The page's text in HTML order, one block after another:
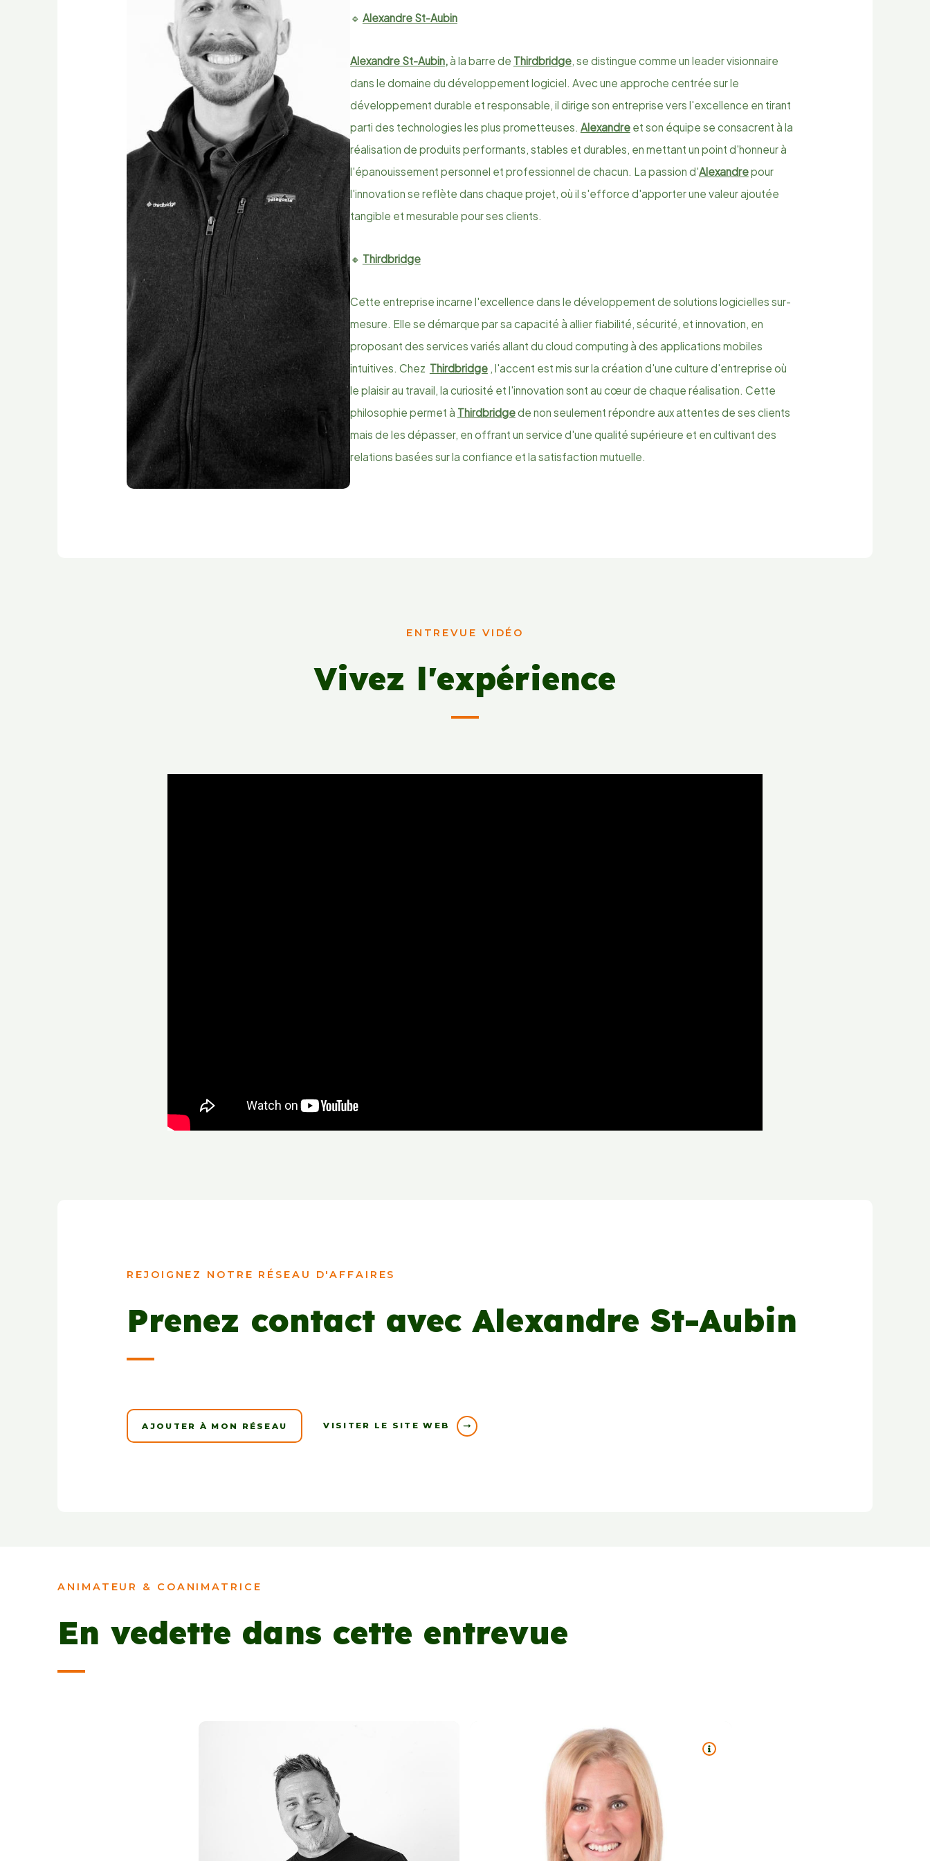
🔹 Alexandre St-Aubin
Alexandre St-Aubin,à la barre de Thirdbridge, se distingue comme un leader visionnaire
dans le domaine du développement logiciel. Avec une approche centrée sur le
développement durable et responsable, il dirige son entreprise vers l'excellence en tirant
parti des technologies les plus prometteuses. Alexandreet son équipe se consacrent à la
réalisation de produits performants, stables et durables, en mettant un point d'honneur à
l'épanouissement personnel et professionnel de chacun. La passion d'Alexandrepour
l'innovation se reflète dans chaque projet, où il s'efforce d'apporter une valeur ajoutée
tangible et mesurable pour ses clients.
🔸 Thirdbridge
Cette entreprise incarne l'excellence dans le développement de solutions logicielles sur-
mesure. Elle se démarque par sa capacité à allier fiabilité, sécurité, et innovation, en
proposant des services variés allant du cloud computing à des applications mobiles
intuitives. Chez Thirdbridge, l'accent est mis sur la création d'une culture d'entreprise où
le plaisir au travail, la curiosité et l'innovation sont au cœur de chaque réalisation. Cette
philosophie permet à Thirdbridgede non seulement répondre aux attentes de ses clients
mais de les dépasser, en offrant un service d'une qualité supérieure et en cultivant des
relations basées sur la confiance et la satisfaction mutuelle.
ENTREVUE VIDÉO
Vivez l'expérience
REJOIGNEZ NOTRE RÉSEAU D'AFFAIRES
Prenez contact avec Alexandre St-Aubin
AJOUTER À MON RÉSEAU VISITER LE SITE WEB
ANIMATEUR & COANIMATRICE
En vedette dans cette entrevue
TITRE : ANOUK FORTIN-LAPOINTE